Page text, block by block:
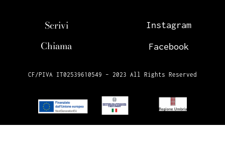
Scrivi
Chiama
Instagram
Facebook
CF/PIVA IT02539610549 – 2023 All Rights Reserved